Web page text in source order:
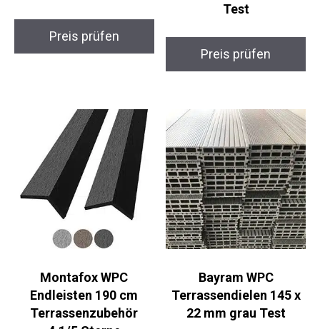
Preis prüfen
Test
Preis prüfen
Montafox WPC
Endleisten 190 cm
Terrassenzubehör
Bayram WPC
Terrassendielen 145 x
22 mm grau Test